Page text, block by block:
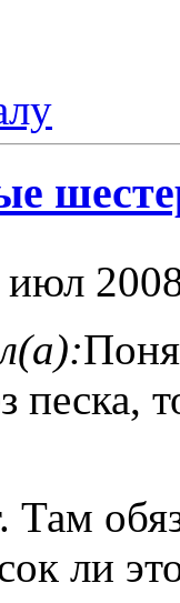
июл
песка,
Там
ли